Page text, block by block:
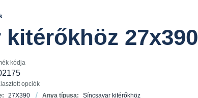
27x390
kódja
opciók
27X390 Anya típusa: Síncsavar kitérőkhöz